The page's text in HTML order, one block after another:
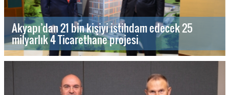
Akyapı’dan 21 bin kişiyi istihdam edecek 25
milyarlık 4 Ticarethane projesi